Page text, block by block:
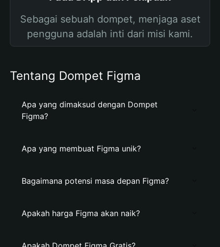
Sebagai sebuah dompet, menjaga aset
pengguna adalah inti dari misi kami.
Tentang Dompet Figma
Apa yang dimaksud dengan Dompet
Figma?
Apa yang membuat Figma unik?
Bagaimana potensi masa depan Figma?
Apakah harga Figma akan naik?